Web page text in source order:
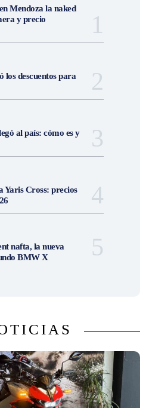
Mendoza la naked
y precio
los descuentos para
al país: cómo es y
Yaris Cross: precios
nafta, la nueva
BMW X